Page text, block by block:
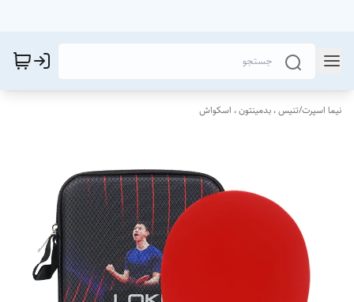
نیما اسپرت/تنیس ، بدمینتون ، اسکواش